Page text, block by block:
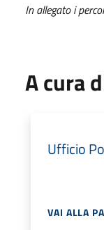
In allegato i
A cura
Ufficio
VAI ALLA